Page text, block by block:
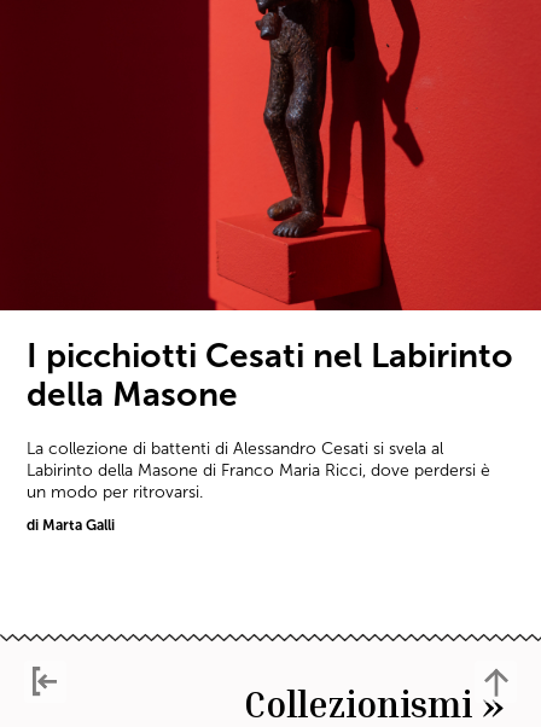
I picchiotti Cesati nel Labirinto
della Masone
La collezione di battenti di Alessandro Cesati si svela al
Labirinto della Masone di Franco Maria Ricci, dove perdersi è
un modo per ritrovarsi.
di Marta Galli
Collezionismi »